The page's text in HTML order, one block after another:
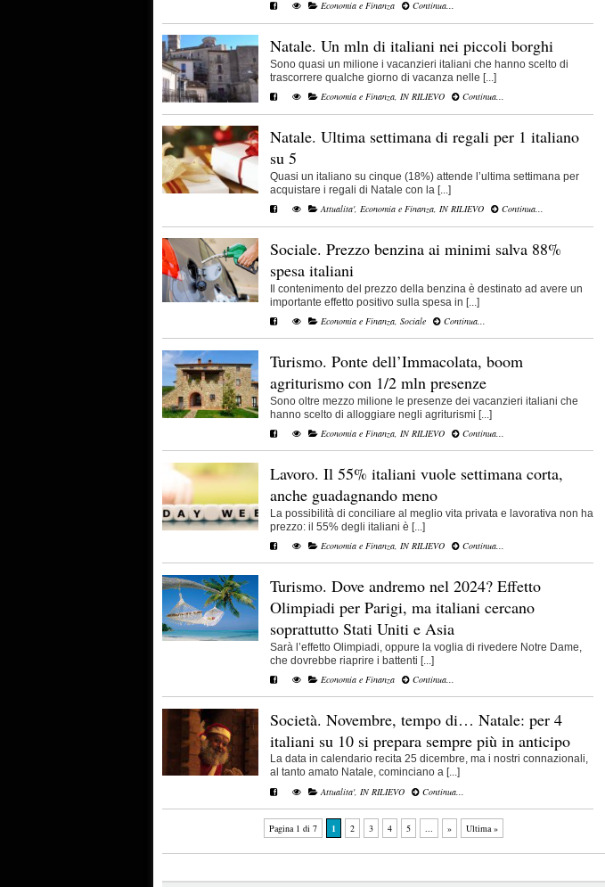
Economia e Finanza
Continua...
Natale. Un mln di italiani nei piccoli borghi
Sono quasi un milione i vacanzieri italiani che hanno scelto di
trascorrere qualche giorno di vacanza nelle [...]
Economia e Finanza, IN RILIEVO Continua...
Natale. Ultima settimana di regali per 1 italiano
su 5
Quasi un italiano su cinque (18%) attende l’ultima settimana per
acquistare i regali di Natale con la [...]
Attualita', Economia e Finanza, IN RILIEVO Continua...
Sociale. Prezzo benzina ai minimi salva 88%
spesa italiani
Il contenimento del prezzo della benzina è destinato ad avere un
importante effetto positivo sulla spesa in [...]
Economia e Finanza, Sociale Continua...
Turismo. Ponte dell’Immacolata, boom
agriturismo con 1/2 mln presenze
Sono oltre mezzo milione le presenze dei vacanzieri italiani che
hanno scelto di alloggiare negli agriturismi [...]
Economia e Finanza, IN RILIEVO Continua...
Lavoro. Il 55% italiani vuole settimana corta,
anche guadagnando meno
La possibilità di conciliare al meglio vita privata e lavorativa non ha
prezzo: il 55% degli italiani è [...]
Economia e Finanza IN RILIEVO Continua...
Turismo. Dove andremo nel 2024? Effetto
Olimpiadi per Parigi, ma italiani cercano
soprattutto Stati Uniti e Asia
Sarà l’effetto Olimpiadi, oppure la voglia di rivedere Notre Dame,
che dovrebbe riaprire i battenti [...]
Economia e Finanza
Continua...
Società. Novembre, tempo di… Natale: per 4
italiani su 10 si prepara sempre più in anticipo
La data in calendario recita 25 dicembre, ma i nostri connazionali,
al tanto amato Natale, cominciano a [...]
Attualita', IN RILIEVO Continua...
Pagina 1 di 7 1 2 3 4 5 » Ultima »